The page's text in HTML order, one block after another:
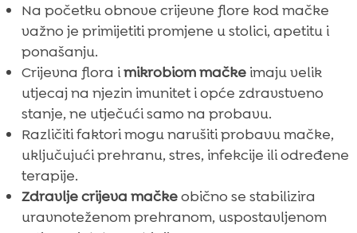
Na početku obnove crijevne flore kod mačke
važno je primijetiti promjene u stolici, apetitu i
ponašanju.
Crijevna flora imikrobiom mačkeimaju velik
utjecaj na njezin imunitet i opće zdravstveno
stanje, ne utječući samo na probavu.
Različiti faktori mogu narušiti probavu mačke,
uključujući prehranu, stres, infekcije ili određene
terapije.
Zdravlje crijeva mačkeobično se stabilizira
uravnoteženom prehranom, uspostavljenom